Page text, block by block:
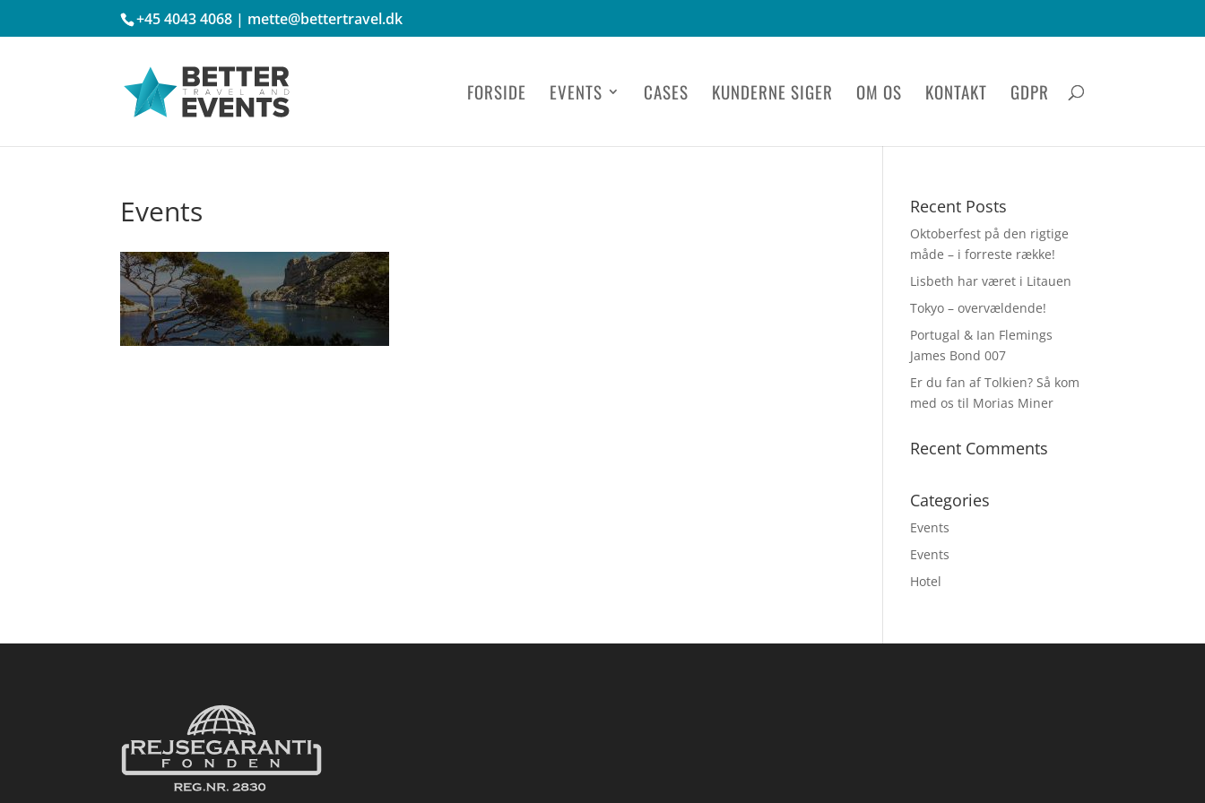
+45 4043 4068 | mette@bettertravel.dk
FORSIDE EVENTS CASES KUNDERNE SIGER OM OS KONTAKT GDPR
Events Recent Posts
Oktoberfest på den rigtige
måde – i forreste række!
Lisbeth har været i Litauen
Tokyo – overvældende!
Portugal & Ian Flemings
James Bond 007
Er du fan af Tolkien? Så kom
med os til Morias Miner
Recent Comments
Categories
Events
Events
Hotel